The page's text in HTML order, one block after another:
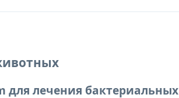
для лечения бактериальных